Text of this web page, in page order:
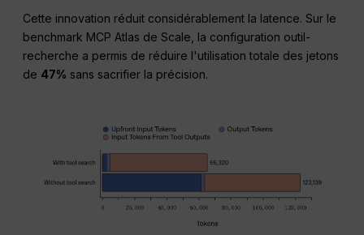
Cette innovation réduit considérablement la latence. Sur le
benchmark MCP Atlas de Scale, la configuration outil-
recherche a permis de réduire l'utilisation totale des jetons
de 47% sans sacrifier la précision.